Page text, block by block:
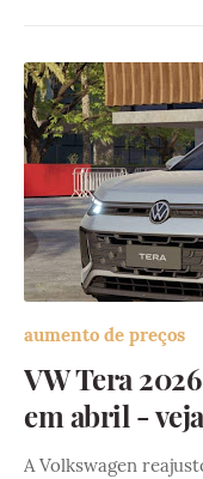
aumento de preços
VW Tera
em abril -
A Volkswagen